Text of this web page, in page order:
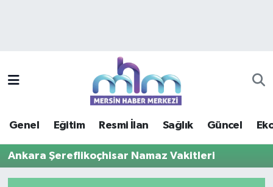
Genel Eğitim Resmi İlan Sağlık Güncel
Ankara Şereflikoçhisar Namaz Vakitleri
Genel
Mersin Trafik Yoğunluk Haritası
Süper Lig Puan Durumu ve Fikstür
Son Dakika Haberleri